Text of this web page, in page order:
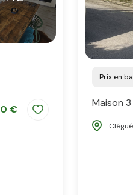
€
Prix en
Maison